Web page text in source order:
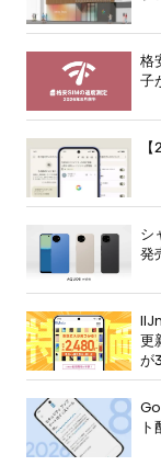
格
子
シ
発
更
が
ト